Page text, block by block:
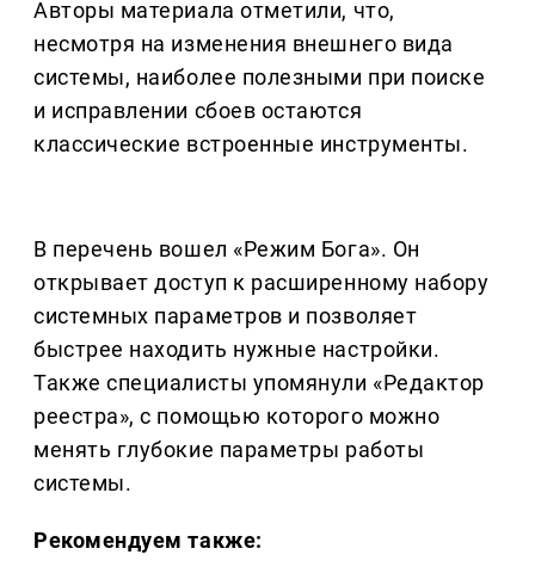
Авторы материала отметили, что,
несмотря на изменения внешнего вида
системы, наиболее полезными при поиске
и исправлении сбоев остаются
классические встроенные инструменты.
В перечень вошел «Режим Бога». Он
открывает доступ к расширенному набору
системных параметров и позволяет
быстрее находить нужные настройки.
Также специалисты упомянули «Редактор
реестра», с помощью которого можно
менять глубокие параметры работы
системы.
Рекомендуем также: